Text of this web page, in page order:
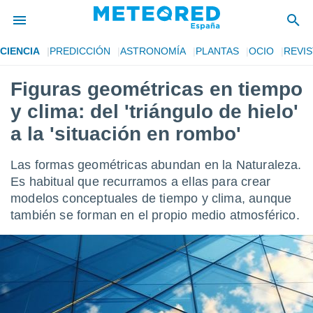
de
por
para
la
calidad.
a este
las
forma
basada
CIENCIA PREDICCIÓN ASTRONOMÍA PLANTAS OCIO
Figuras geométricas en tiempo
y clima: del 'triángulo de hielo'
a la 'situación en rombo'
Las formas geométricas abundan en la Naturaleza.
Es habitual que recurramos a ellas para crear
modelos conceptuales de tiempo y clima, aunque
también se forman en el propio medio atmosférico.